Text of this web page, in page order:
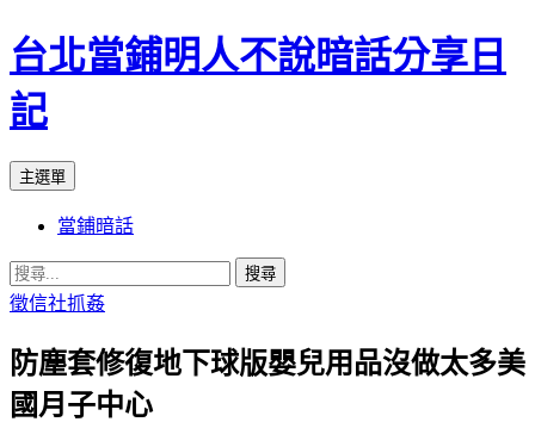
台北當鋪明人不說暗話分享日
記
搜
主選單
內
容
當鋪暗話
搜
尋
鍵
字:
徵信社抓姦
防塵套修復地下球版嬰兒用品沒做太多美
國月子中心